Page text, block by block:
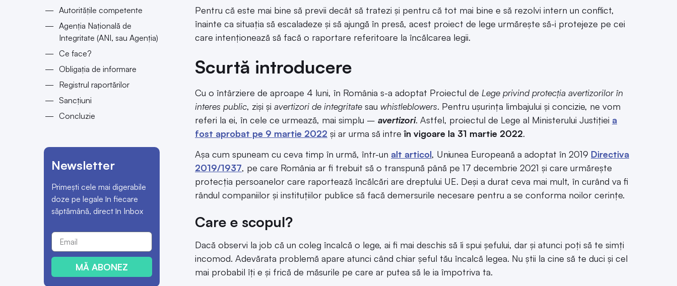
Autoritățile competente
Agenția Națională de
Integritate (ANI, sau Agenția)
Ce face?
Obligația de informare
Registrul raportărilor
Sancțiuni
Concluzie
Newsletter
Primești cele mai digerabile
doze pe legale în fiecare
săptămână, direct în Inbox
MĂ ABONEZ
Pentru că este mai bine să previi decât să tratezi și pentru că tot mai bine e să rezolvi intern un conflict,
înainte ca situația să escaladeze și să ajungă în presă, acest proiect de lege urmărește să-i protejeze pe cei
care intenționează să facă o raportare referitoare la încălcarea legii.
Scurtă introducere
Cu o întârziere de aproape 4 luni, în România s-a adoptat Proiectul de Lege privind protecția avertizorilor în
interes public, ziși și avertizori de integritate sau whistleblowers. Pentru ușurința limbajului și concizie, ne vom
referi la ei, în cele ce urmează, mai simplu – avertizori. Astfel, proiectul de Lege al Ministerului Justiției a
fost aprobat pe 9 martie 2022 și ar urma să intreîn vigoare la 31 martie 2022.
Așa cum spuneam cu ceva timp în urmă, într-un alt articol, Uniunea Europeană a adoptat în 2019 Directiva
2019/1937, pe care România ar fi trebuit să o transpună până pe 17 decembrie 2021 și care urmărește
protecția persoanelor care raportează încălcări are dreptului UE. Deși a durat ceva mai mult, în curând va fi
rândul companiilor și instituțiilor publice să facă demersurile necesare pentru a se conforma noilor cerințe.
Care e scopul?
Dacă observi la job că un coleg încalcă o lege, ai fi mai deschis să îi spui șefului, dar și atunci poți să te simți
incomod. Adevărata problemă apare atunci când chiar șeful tău încalcă legea. Nu știi la cine să te duci și cel
mai probabil îți e și frică de măsurile pe care ar putea să le ia împotriva ta.